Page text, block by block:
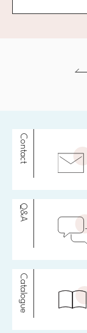
Contact
Q&A
Catalogue